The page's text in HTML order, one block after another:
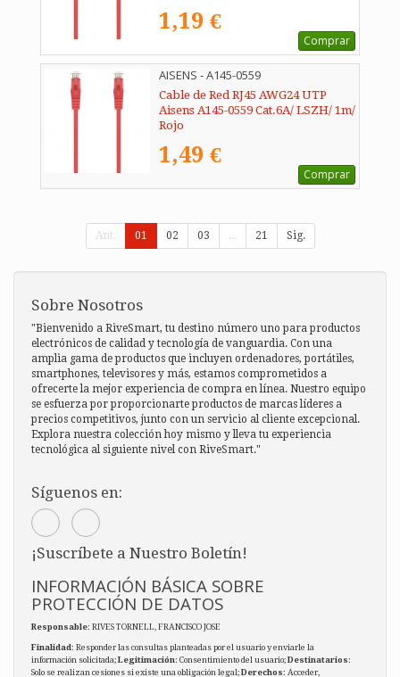
1,19 €
Comprar
AISENS - A145-0559
Cable de Red RJ45 AWG24 UTP
Aisens A145-0559 Cat.6A/ LSZH/ 1m/
Rojo
1,49 €
Comprar
Ant. 01 02 03 ... 21 Sig.
Sobre Nosotros
"Bienvenido a RiveSmart, tu destino número uno para productos
electrónicos de calidad y tecnología de vanguardia. Con una
amplia gama de productos que incluyen ordenadores, portátiles,
smartphones, televisores y más, estamos comprometidos a
ofrecerte la mejor experiencia de compra en línea. Nuestro equipo
se esfuerza por proporcionarte productos de marcas líderes a
precios competitivos, junto con un servicio al cliente excepcional.
Explora nuestra colección hoy mismo y lleva tu experiencia
tecnológica al siguiente nivel con RiveSmart."
Síguenos en:
¡Suscríbete a Nuestro Boletín!
INFORMACIÓN BÁSICA SOBRE
PROTECCIÓN DE DATOS
Responsable: RIVES TORNELL, FRANCISCO JOSE
Finalidad: Responder las consultas planteadas por el usuario y enviarle la
información solicitada;Legitimación: Consentimiento del usuario;Destinatarios:
Solo se realizan cesiones si existe una obligación legal;Derechos: Acceder,